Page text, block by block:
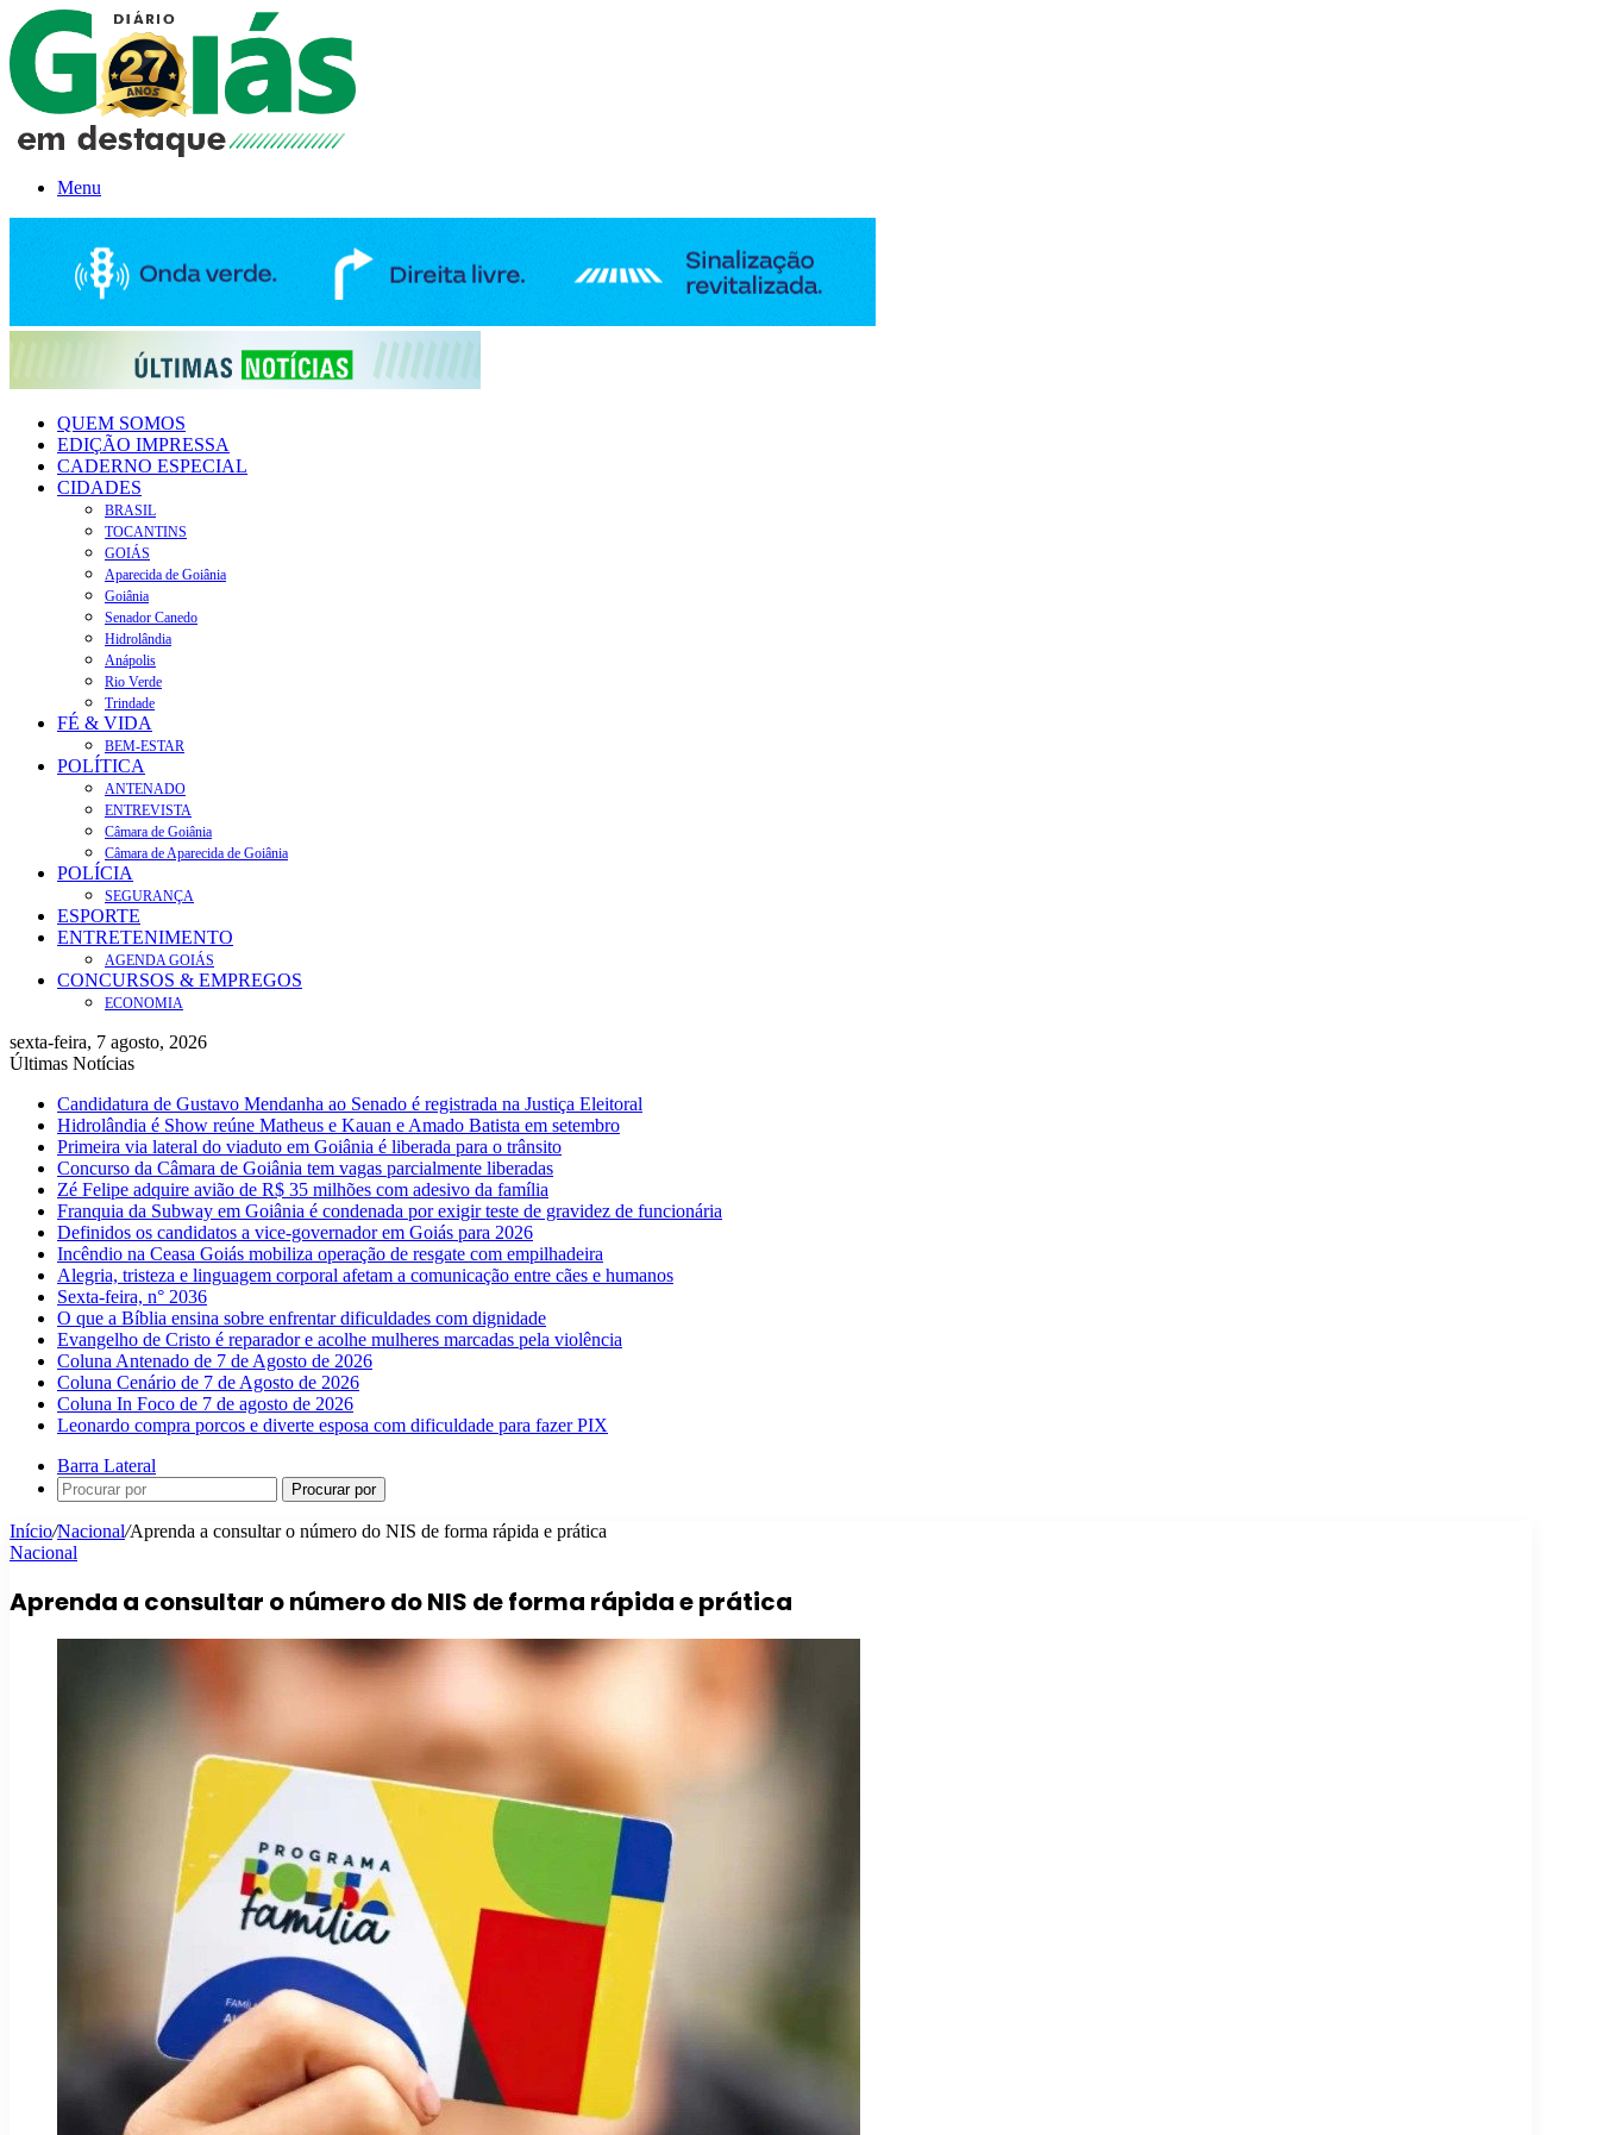
Menu
QUEM SOMOS
EDIÇÃO IMPRESSA
CADERNO ESPECIAL
CIDADES
BRASIL
TOCANTINS
GOIÁS
Aparecida de Goiânia
Goiânia
Senador Canedo
Hidrolândia
Anápolis
Rio Verde
Trindade
FÉ & VIDA
BEM-ESTAR
POLÍTICA
ANTENADO
ENTREVISTA
Câmara de Goiânia
Câmara de Aparecida de Goiânia
POLÍCIA
SEGURANÇA
ESPORTE
ENTRETENIMENTO
AGENDA GOIÁS
CONCURSOS & EMPREGOS
ECONOMIA
sexta-feira, 7 agosto, 2026
Últimas Notícias
Candidatura de Gustavo Mendanha ao Senado é registrada na Justiça Eleitoral
Hidrolândia é Show reúne Matheus e Kauan e Amado Batista em setembro
Primeira via lateral do viaduto em Goiânia é liberada para o trânsito
Concurso da Câmara de Goiânia tem vagas parcialmente liberadas
Zé Felipe adquire avião de R$ 35 milhões com adesivo da família
Franquia da Subway em Goiânia é condenada por exigir teste de gravidez de funcionária
Definidos os candidatos a vice-governador em Goiás para 2026
Incêndio na Ceasa Goiás mobiliza operação de resgate com empilhadeira
Alegria, tristeza e linguagem corporal afetam a comunicação entre cães e humanos
Sexta-feira, n° 2036
O que a Bíblia ensina sobre enfrentar dificuldades com dignidade
Evangelho de Cristo é reparador e acolhe mulheres marcadas pela violência
Coluna Antenado de 7 de Agosto de 2026
Coluna Cenário de 7 de Agosto de 2026
Coluna In Foco de 7 de agosto de 2026
Leonardo compra porcos e diverte esposa com dificuldade para fazer PIX
Barra Lateral
Procurar por
Início/Nacional/Aprenda a consultar o número do NIS de forma rápida e prática
Nacional
Aprenda a consultar o número do NIS de forma rápida e prática